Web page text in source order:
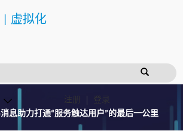
虚拟化
注册 登录
息助力打通“服务触达用户”的最后一公里